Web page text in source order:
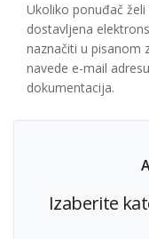
Ukoliko ponuđač
dostavljena
naznačiti u pisanom
navede e-mail
dokumentacija.
Izaberite